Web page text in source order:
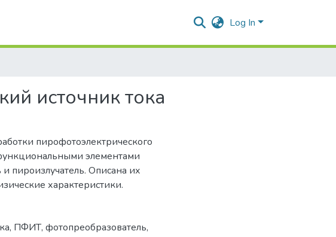
Log In
источник тока
пирофотоэлектрического
элементами
пироизлучатель. Описана их
характеристики.
, ПФИТ, фотопреобразователь,